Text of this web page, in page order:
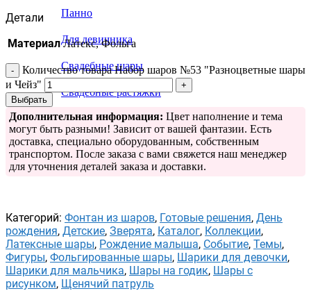
Панно
Для девичника
Свадебные шары
Свадебные растяжки
Детали
Материал Латекс, Фольга
Количество товара Набор шаров №53 "Разноцветные шары
и Чейз"
Выбрать
Дополнительная информация: Цвет наполнение и тема
могут быть разными! Зависит от вашей фантазии. Есть
доставка, специально оборудованным, собственным
транспортом. После заказа с вами свяжется наш менеджер
для уточнения деталей заказа и доставки.
Категорий: Фонтан из шаров, Готовые решения, День
рождения, Детские, Зверята, Каталог, Коллекции,
Латексные шары, Рождение малыша, Событие, Темы,
Фигуры, Фольгированные шары, Шарики для девочки,
Шарики для мальчика, Шары на годик, Шары с
рисунком, Щенячий патруль